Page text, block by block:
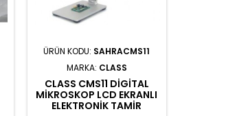
ÜRÜN KODU: SAHRACMS11
MARKA: CLASS
CLASS CMS11 DIGITAL
MIKROSKOP LCD EKRANLI
ELEKTRONIK TAMIR